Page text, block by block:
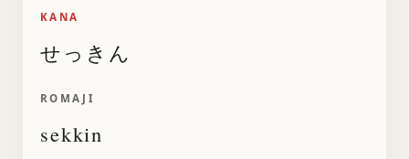
KANA
せっきん
ROMAJI
sekkin